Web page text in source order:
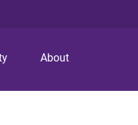
p
o
p
o
p
o
About